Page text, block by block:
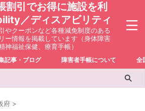
割引でお得に施設を利
／ディスアビリティ
やクーポンなど各種減免制度のある
ー情報を掲載しています（身体障害
神福祉保健、療育手帳）
記事・ブログ 障害者手帳について 全
府 >